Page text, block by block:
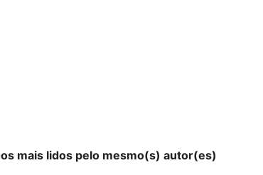
mais lidos pelo mesmo(s) autor(es)